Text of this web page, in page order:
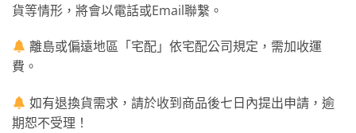
貨等情形，將會以電話或Email聯繫。
離島或偏遠地區「宅配」依宅配公司規定，需加收運
費。
如有退換貨需求，請於收到商品後七日內提出申請，逾
期恕不受理！